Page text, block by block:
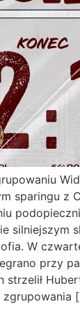
sparingu z
silniejszym
W
przy
strzelił
zgrupowania